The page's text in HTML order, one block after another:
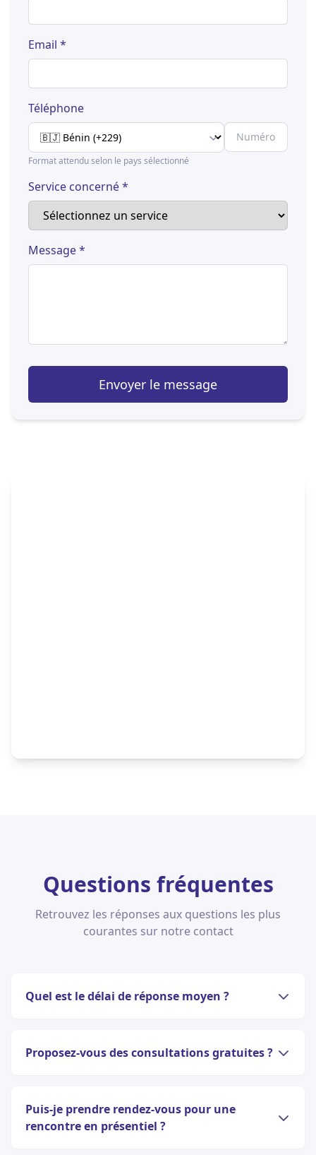
Email *
Téléphone
Format attendu selon le pays sélectionné
Service concerné *
Message *
Envoyer le message
Questions fréquentes
Retrouvez les réponses aux questions les plus
courantes sur notre contact
Quel est le délai de réponse moyen ?
Proposez-vous des consultations gratuites ?
Puis-je prendre rendez-vous pour une
rencontre en présentiel ?